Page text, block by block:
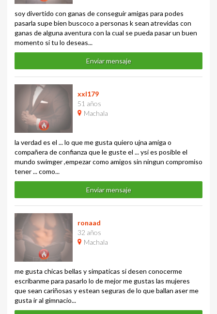
soy divertido con ganas de conseguir amigas para podes
pasarla supe bien buscoco a personas k sean atrevidas con
ganas de alguna aventura con la cual se pueda pasar un buen
momento si tu lo deseas...
Enviar mensaje
xxl179
51 años
Machala
la verdad es el ... lo que me gusta quiero ujna amiga o
compañera de confianza que le guste el ... ysi es posible el
mundo swimger ,empezar como amigos sin ningun compromiso
tener ... como...
Enviar mensaje
ronaad
32 años
Machala
me gusta chicas bellas y simpaticas si desen conocerme
escribanme para pasarlo lo de mejor me gustas las mujeres
que sean cariñosas y estean seguras de lo que ballan aser me
gusta ir al gimnacio...